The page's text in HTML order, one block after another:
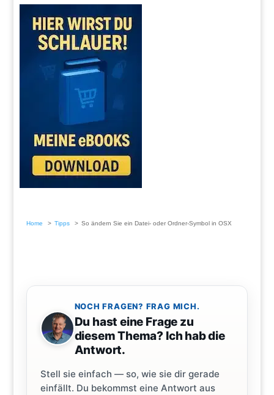
Home Tipps So ändern Sie ein Datei- oder Ordner-Symbol in OSX
NOCH FRAGEN? FRAG MICH.
Du hast eine Frage zu
diesem Thema? Ich hab die
Antwort.
Stell sie einfach — so, wie sie dir gerade
einfällt. Du bekommst eine Antwort aus